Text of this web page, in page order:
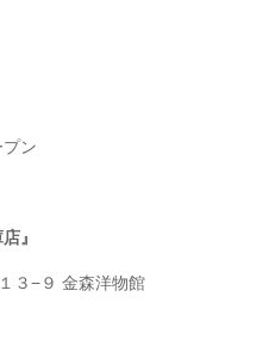
ン
』
３−９ 金森洋物館